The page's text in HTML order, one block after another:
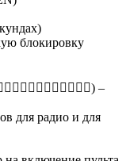
блокировку
–
для радио и для